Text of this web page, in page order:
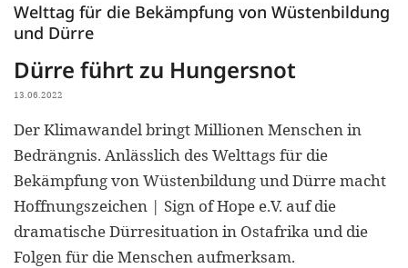
Welttag für die Bekämpfung von Wüstenbildung
und Dürre
Dürre führt zu Hungersnot
13.06.2022
Der Klimawandel bringt Millionen Menschen in
Bedrängnis. Anlässlich des Welttags für die
Bekämpfung von Wüstenbildung und Dürre macht
Hoffnungszeichen | Sign of Hope e.V. auf die
dramatische Dürresituation in Ostafrika und die
Folgen für die Menschen aufmerksam.
our
cookies
purposes.
us to